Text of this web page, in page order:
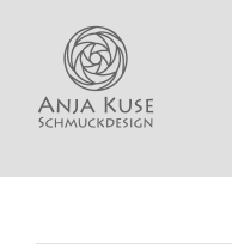
springen